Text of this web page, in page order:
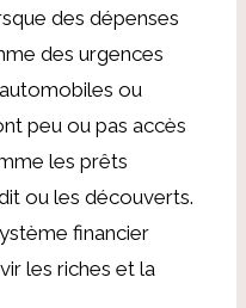
des dépenses
des urgences
ou
peu ou pas accès
les prêts
ou les découverts.
financier
les riches et la